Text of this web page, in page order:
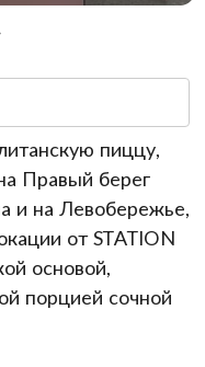
пиццу,
Правый берег
и на Левобережье,
от STATION
основой,
порцией сочной